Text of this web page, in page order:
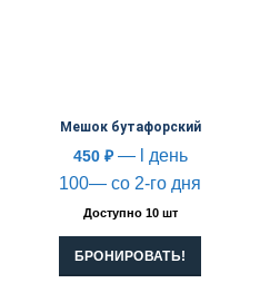
Мешок бутафорский
450 ₽— l день
100— со 2-го дня
Доступно 10 шт
БРОНИРОВАТЬ!